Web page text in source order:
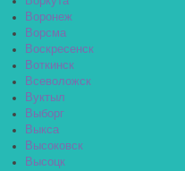
Воронеж
Ворсма
Воскресенск
Воткинск
Всеволожск
Вуктыл
Выборг
Выкса
Высоковск
Высоцк